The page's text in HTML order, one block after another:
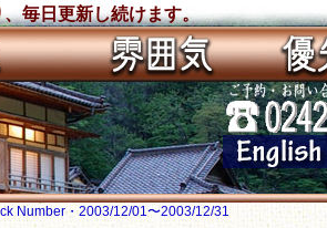
毎日更新し続けます。
Number・2003/12/01〜2003/12/31